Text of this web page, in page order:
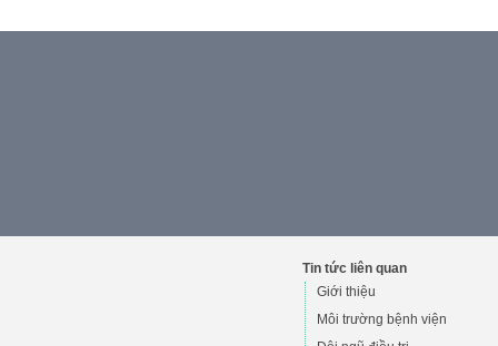
Tin tức liên quan
Giới thiệu
Môi trường bệnh viện